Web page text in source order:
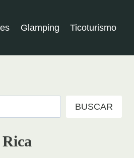
Glamping Ticoturismo
BUSCAR